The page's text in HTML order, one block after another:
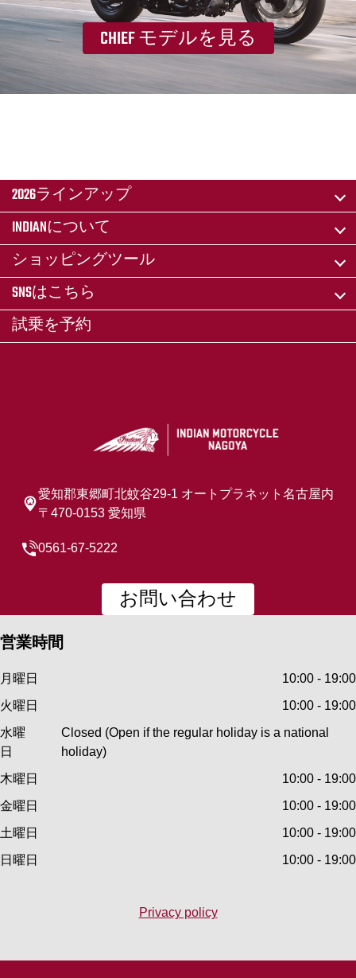
CHIEF モデルを見る
2026ラインアップ
INDIANについて
ショッピングツール
SNSはこちら
試乗を予約
愛知郡東郷町北蚊谷29-1 オートプラネット名古屋内
〒470-0153 愛知県
0561-67-5222
お問い合わせ
営業時間
月曜日
10:00 - 19:00
火曜日
10:00 - 19:00
水曜
日
Closed (Open if the regular holiday is a national
holiday)
木曜日
10:00 - 19:00
金曜日
10:00 - 19:00
土曜日
10:00 - 19:00
日曜日
10:00 - 19:00
Privacy policy